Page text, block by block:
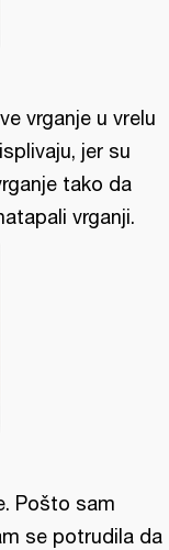
vrganje u vrelu
jer su
tako da
vrganji.
Pošto sam
se potrudila da